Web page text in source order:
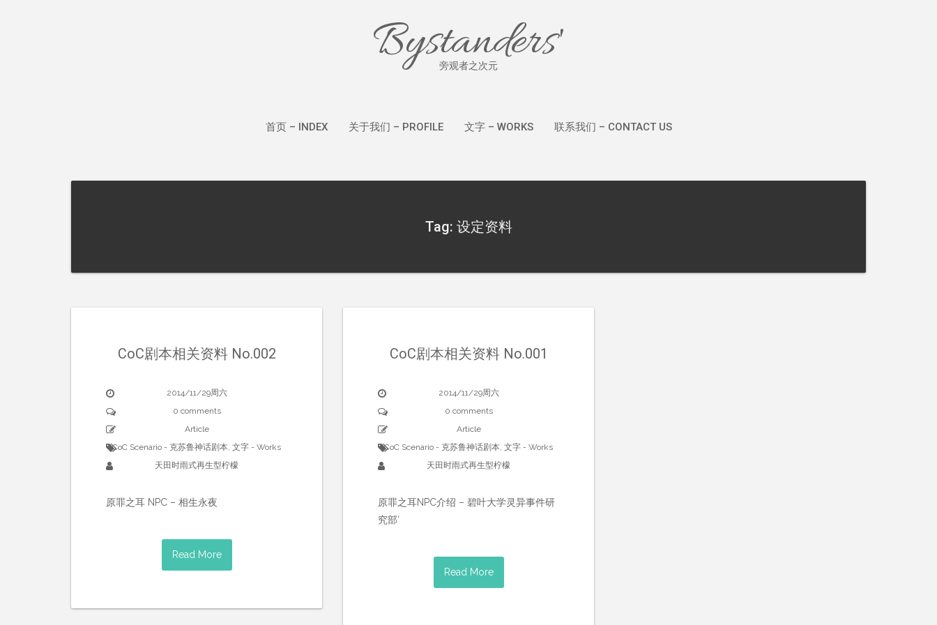
Bystanders'
旁观者之次元
首页 – INDEX 关于我们 – PROFILE 文字 – WORKS 联系我们 – CONTACT US
Tag: 设定资料
CoC剧本相关资料 No.002
2014/11/29周六
0 comments
Article
CoC Scenario - 克苏鲁神话剧本, 文字 - Works
天田时雨式再生型柠檬
原罪之耳 NPC – 相生永夜
Read More
CoC剧本相关资料 No.001
2014/11/29周六
0 comments
Article
CoC Scenario - 克苏鲁神话剧本, 文字 - Works
天田时雨式再生型柠檬
原罪之耳NPC介绍 – 碧叶大学灵异事件研
究部‘
Read More